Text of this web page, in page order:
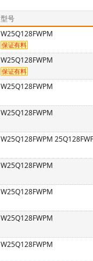
型号
W25Q128FWPM
W25Q128FWPM
W25Q128FWPM
W25Q128FWPM
W25Q128FWPM
W25Q128FWPM
W25Q128FWPM
W25Q128FWPM
W25Q128FWPM